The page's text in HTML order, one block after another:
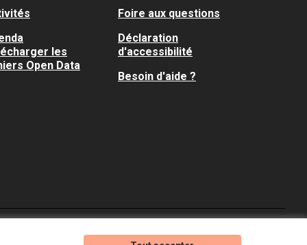
les
Open Data
Foire aux questions
Déclaration
d'accessibilité
Besoin d'aide ?